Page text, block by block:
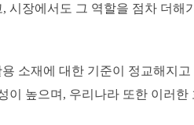
장에서도 그 역할을 점차 더
소재에 대한 기준이 정교해지
높으며, 우리나라 또한 이러